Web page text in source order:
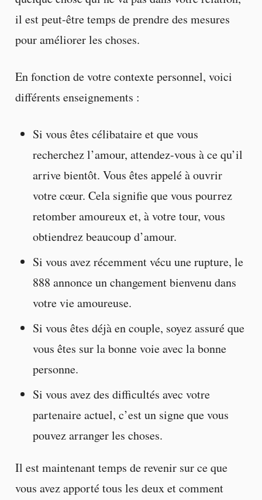
il est peut-être temps de prendre des mesures
pour améliorer les choses.
En fonction de votre contexte personnel, voici
différents enseignements :
Si vous êtes célibataire et que vous
recherchez l’amour, attendez-vous à ce qu’il
arrive bientôt. Vous êtes appelé à ouvrir
votre cœur. Cela signifie que vous pourrez
retomber amoureux et, à votre tour, vous
obtiendrez beaucoup d’amour.
Si vous avez récemment vécu une rupture, le
888 annonce un changement bienvenu dans
votre vie amoureuse.
Si vous êtes déjà en couple, soyez assuré que
vous êtes sur la bonne voie avec la bonne
personne.
Si vous avez des difficultés avec votre
partenaire actuel, c’est un signe que vous
pouvez arranger les choses.
Il est maintenant temps de revenir sur ce que
vous avez apporté tous les deux et comment